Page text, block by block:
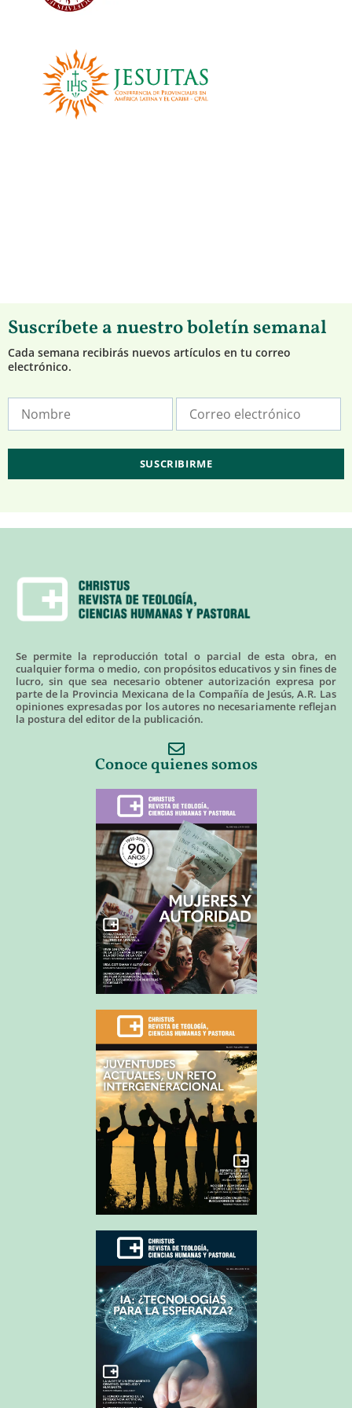
Suscríbete a nuestro boletín semanal
Cada semana recibirás nuevos artículos en tu correo
electrónico.
Se permite la reproducción total o parcial de esta obra, en
cualquier forma o medio, con propósitos educativos y sin fines de
lucro, sin que sea necesario obtener autorización expresa por
parte de la Provincia Mexicana de la Compañía de Jesús, A.R. Las
opiniones expresadas por los autores no necesariamente reflejan
la postura del editor de la publicación.
Conoce quienes somos